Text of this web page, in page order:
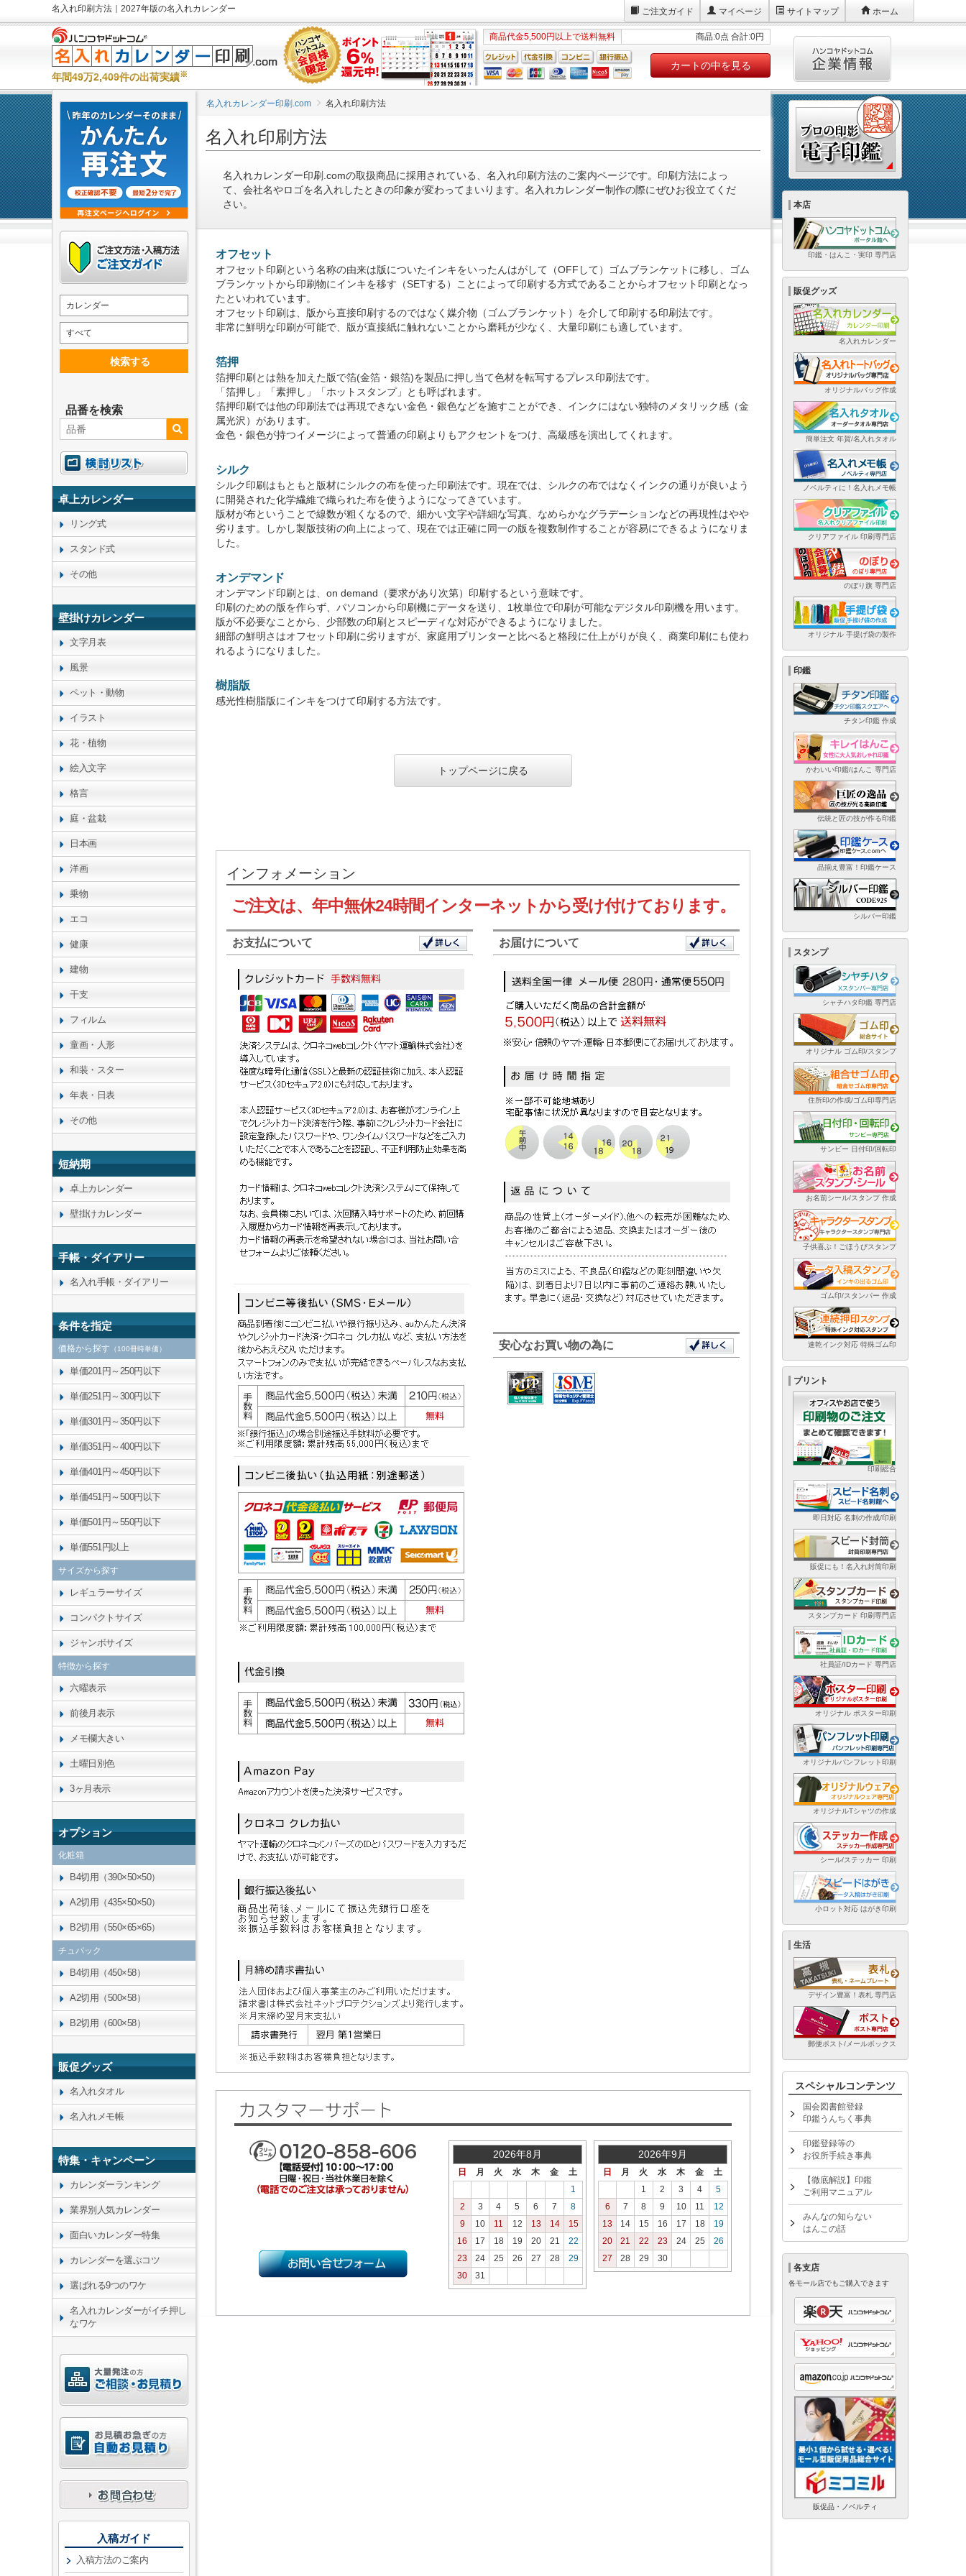
名入れ印刷方法｜2027年版の名入れカレンダー ご注文ガイド マイページ サイトマップ ホーム
年間49万2,409件の出荷実績※
商品代金5,500円以上で送料無料 商品:0点 合計:0円
カートの中を見る
名入れカレンダー印刷.com 名入れ印刷方法
名入れ印刷方法
名入れカレンダー印刷.comの取扱商品に採用されている、名入れ印刷方法のご案内ページです。印刷方法によっ
て、会社名やロゴを名入れしたときの印象が変わってまいります。名入れカレンダー制作の際にぜひお役立てくだ
さい。
オフセット
オフセット印刷という名称の由来は版についたインキをいったんはがして（OFFして）ゴムブランケットに移し、ゴム
ブランケットから印刷物にインキを移す（SETする）ことによって印刷する方式であることからオフセット印刷となっ
たといわれています。
オフセット印刷は、版から直接印刷するのではなく媒介物（ゴムブランケット）を介して印刷する印刷法です。
非常に鮮明な印刷が可能で、版が直接紙に触れないことから磨耗が少なく、大量印刷にも適しています。
箔押
箔押印刷とは熱を加えた版で箔(金箔・銀箔)を製品に押し当て色材を転写するプレス印刷法です。
「箔押し」「素押し」「ホットスタンプ」とも呼ばれます。
箔押印刷では他の印刷法では再現できない金色・銀色などを施すことができ、インクにはない独特のメタリック感（金
属光沢）があります。
金色・銀色が持つイメージによって普通の印刷よりもアクセントをつけ、高級感を演出してくれます。
シルク
シルク印刷はもともと版材にシルクの布を使った印刷法です。現在では、シルクの布ではなくインクの通りが良いよう
に開発された化学繊維で織られた布を使うようになってきています。
版材が布ということで線数が粗くなるので、細かい文字や詳細な写真、なめらかなグラデーションなどの再現性はやや
劣ります。しかし製版技術の向上によって、現在では正確に同一の版を複数制作することが容易にできるようになりま
した。
オンデマンド
オンデマンド印刷とは、on demand（要求があり次第）印刷するという意味です。
印刷のための版を作らず、パソコンから印刷機にデータを送り、1枚単位で印刷が可能なデジタル印刷機を用います。
版が不必要なことから、少部数の印刷とスピーディな対応ができるようになりました。
細部の鮮明さはオフセット印刷に劣りますが、家庭用プリンターと比べると格段に仕上がりが良く、商業印刷にも使わ
れるようになりました。
樹脂版
感光性樹脂版にインキをつけて印刷する方法です。
トップページに戻る
インフォメーション
ご注文は、年中無休24時間インターネットから受け付けております。
お支払について お届けについて
安心なお買い物の為に
2026年8月
日 月 火 水 木 金
土
1
2
3 4 5 6 7
8
9
10 11 12 13 14
15
16
17 18 19 20 21
22
23
24 25 26 27 28
29
30
31
2026年9月
日 月 火 水 木 金
土
1
2 3 4
5
6
7 8 9 10 11
12
13
14 15 16 17 18
19
20
21 22 23 24 25
26
27
28 29 30
カレンダー
すべて
検索する
品番を検索
卓上カレンダー
リング式
スタンド式
その他
壁掛けカレンダー
文字月表
風景
ペット・動物
イラスト
花・植物
絵入文字
格言
庭・盆栽
日本画
洋画
乗物
エコ
健康
建物
干支
フィルム
童画・人形
和装・スター
年表・日表
その他
短納期
卓上カレンダー
壁掛けカレンダー
手帳・ダイアリー
名入れ手帳・ダイアリー
条件を指定
価格から探す （100冊時単価）
単価201円～250円以下
単価251円～300円以下
単価301円～350円以下
単価351円～400円以下
単価401円～450円以下
単価451円～500円以下
単価501円～550円以下
単価551円以上
サイズから探す
レギュラーサイズ
コンパクトサイズ
ジャンボサイズ
特徴から探す
六曜表示
前後月表示
メモ欄大きい
土曜日別色
3ヶ月表示
オプション
化粧箱
B4切用（390×50×50）
A2切用（435×50×50）
B2切用（550×65×65）
チュパック
B4切用（450×58）
A2切用（500×58）
B2切用（600×58）
販促グッズ
名入れタオル
名入れメモ帳
特集・キャンペーン
カレンダーランキング
業界別人気カレンダー
面白いカレンダー特集
カレンダーを選ぶコツ
選ばれる9つのワケ
名入れカレンダーがイチ押し
なワケ
入稿ガイド
入稿方法のご案内
本店
印鑑・はんこ・実印 専門店
販促グッズ
名入れカレンダー
オリジナルバッグ作成
簡単注文 年賀/名入れタオル
ノベルティに！名入れメモ帳
クリアファイル 印刷専門店
のぼり旗 専門店
オリジナル 手提げ袋の製作
印鑑
チタン印鑑 作成
かわいい印鑑/はんこ 専門店
伝統と匠の技が作る印鑑
品揃え豊富！印鑑ケース
シルバー印鑑
スタンプ
シャチハタ印鑑 専門店
オリジナル ゴム印/スタンプ
住所印の作成/ゴム印専門店
サンビー 日付印/回転印
お名前シール/スタンプ 作成
子供喜ぶ！ごほうびスタンプ
ゴム印/スタンパー 作成
速乾インク対応 特殊ゴム印
プリント
印刷総合
即日対応 名刺の作成/印刷
販促にも！名入れ封筒印刷
スタンプカード 印刷専門店
社員証/IDカード 専門店
オリジナル ポスター印刷
オリジナルパンフレット印刷
オリジナルTシャツの作成
シール/ステッカー 印刷
小ロット対応 はがき印刷
生活
デザイン豊富！表札 専門店
郵便ポスト/メールボックス
スペシャルコンテンツ
国会図書館登録
印鑑うんちく事典
印鑑登録等の
お役所手続き事典
【徹底解説】印鑑
ご利用マニュアル
みんなの知らない
はんこの話
各支店
各モール店でもご購入できます
販促品・ノベルティ